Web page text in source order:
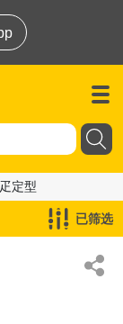
定型
已筛选